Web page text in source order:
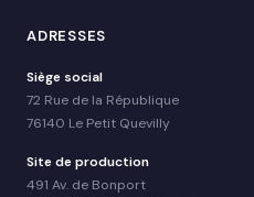
ADRESSES
Siège social
72 Rue de la République
76140 Le Petit Quevilly
Site de production
491 Av. de Bonport